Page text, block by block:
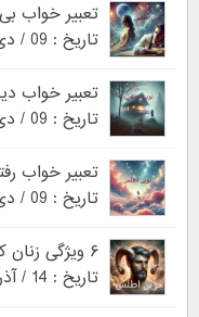
تعبیر خواب
تاریخ : 09 / دی / 1403
تعبیر خواب
تاریخ : 09 / دی / 1403
تعبیر خواب
تاریخ : 09 / دی / 1403
۶ ویژگی زنان که مرد متولد فروردین آن [...]
تاریخ : 14 / آذر / 1403